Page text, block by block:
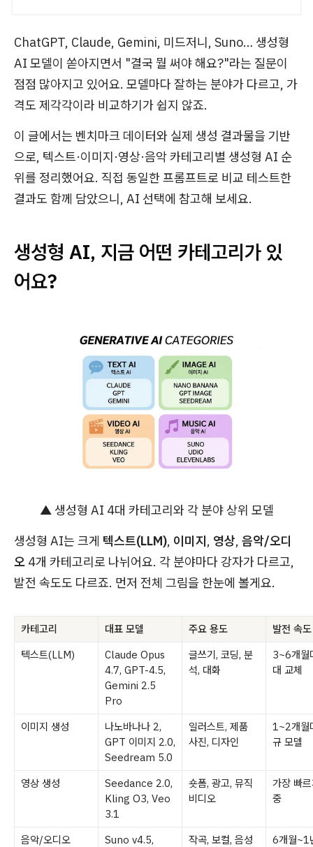
ChatGPT, Claude, Gemini, 미드저니, Suno… 생성형
AI 모델이 쏟아지면서 "결국 뭘 써야 해요?"라는 질문이
점점 많아지고 있어요. 모델마다 잘하는 분야가 다르고, 가
격도 제각각이라 비교하기가 쉽지 않죠.
이 글에서는 벤치마크 데이터와 실제 생성 결과물을 기반
으로, 텍스트·이미지·영상·음악 카테고리별 생성형 AI 순
위를 정리했어요. 직접 동일한 프롬프트로 비교 테스트한
결과도 함께 담았으니, AI 선택에 참고해 보세요.
생성형 AI, 지금 어떤 카테고리가 있
어요?
▲ 생성형 AI 4대 카테고리와 각 분야 상위 모델
생성형 AI는 크게 텍스트(LLM), 이미지, 영상, 음악/오디
오 4개 카테고리로 나뉘어요. 각 분야마다 강자가 다르고,
발전 속도도 다르죠. 먼저 전체 그림을 한눈에 볼게요.
카테고리 대표 모델 주요 용도
발전 속도
텍스트(LLM)
Claude Opus
4.7, GPT-4.5,
Gemini 2.5
Pro
글쓰기, 코딩, 분
석, 대화
3~6개월
대 교체
이미지 생성
나노바나나 2,
GPT 이미지 2.0,
Seedream 5.0
일러스트, 제품
사진, 디자인
1~2개월
규 모델
영상 생성
Seedance 2.0,
Kling O3, Veo
3.1
숏폼, 광고, 뮤직
비디오
가장 빠
중
음악/오디오
Suno v4.5,
작곡, 보컬, 음성
6개월~1